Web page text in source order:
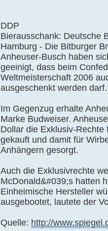
DDP
Bierausschank: Deutsche
Hamburg - Die Bitburger
Anheuser-Busch haben
geeinigt, dass beim
Weltmeisterschaft 2006
ausgeschenkt werden darf.
Im Gegenzug erhalte
Marke Budweiser.
Dollar die Exklusiv-
gekauft und damit für
Anhängern gesorgt.
Auch die Exklusivrechte
McDonald&#039;s hatten
Einheimische Hersteller
ausgebootet, lautete der
Quelle: http://